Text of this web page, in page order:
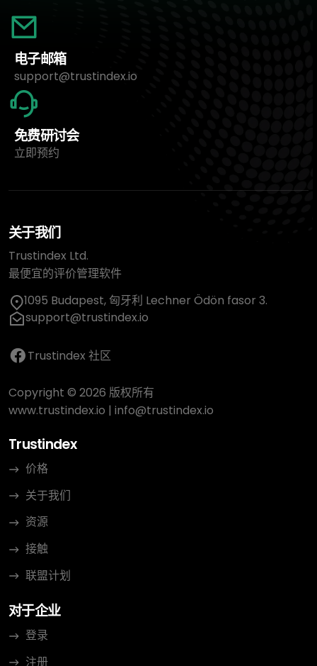
电子邮箱
support@trustindex.io
免费研讨会
立即预约
关于我们
Trustindex Ltd.
最便宜的评价管理软件
1095 Budapest, 匈牙利 Lechner Ödön fasor 3.
support@trustindex.io
Trustindex 社区
Copyright © 2026 版权所有
www.trustindex.io | info@trustindex.io
Trustindex
价格
关于我们
资源
接触
联盟计划
对于企业
登录
注册